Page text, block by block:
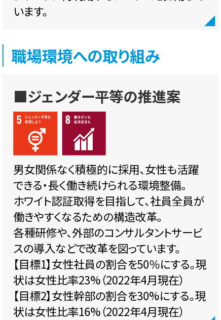
います。
職場環境への取り組み
■ジェンダー平等の推進案
男女関係なく積極的に採用、女性も活躍
できる・長く働き続けられる環境整備。
ホワイト認証取得を目指して、社員全員が
働きやすくなるための構造改革。
各種研修や、外部のコンサルタントサービ
スの導入などで改革を図っています。
【目標1】女性社員の割合を50％にする。現
状は女性比率23%（2022年4月現在）
【目標2】女性幹部の割合を30%にする。現
状は女性比率16%（2022年4月現在）